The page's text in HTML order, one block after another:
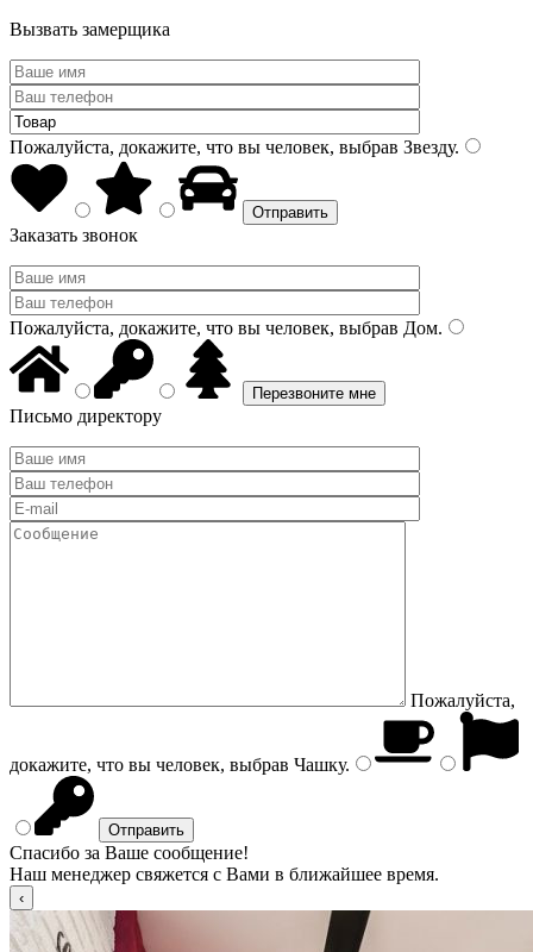
Вызвать замерщика
Пожалуйста, докажите, что вы человек, выбрав Звезду.
Заказать звонок
Пожалуйста, докажите, что вы человек, выбрав Дом.
Письмо директору
Пожалуйста,
докажите, что вы человек, выбрав Чашку.
Спасибо за Ваше сообщение!
Наш менеджер свяжется с Вами в ближайшее время.